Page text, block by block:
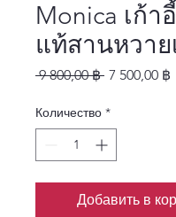
Monica เก้า
แท้สานหวาย
9 800,00 ฿ Обычная
7 500,00 ฿
Количество *
Добавить в